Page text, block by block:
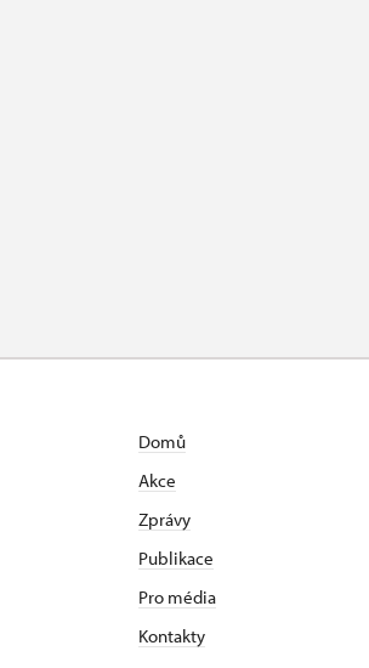
Domů
Akce
Zprávy
Publikace
Pro média
Kontakty